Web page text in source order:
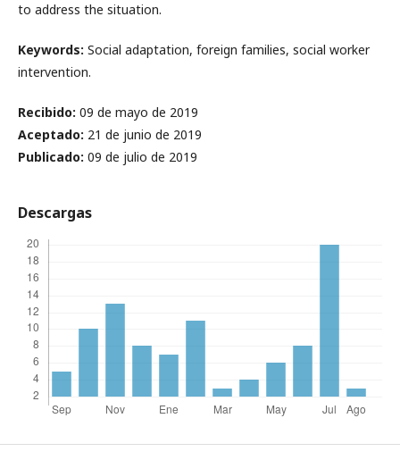
to address the situation.
Keywords: Social adaptation, foreign families, social worker
intervention.
Recibido: 09 de mayo de 2019
Aceptado: 21 de junio de 2019
Publicado: 09 de julio de 2019
Descargas